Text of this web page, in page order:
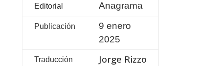
Editorial Anagrama
Publicación
9 enero
2025
Traducción
Jorge Rizzo